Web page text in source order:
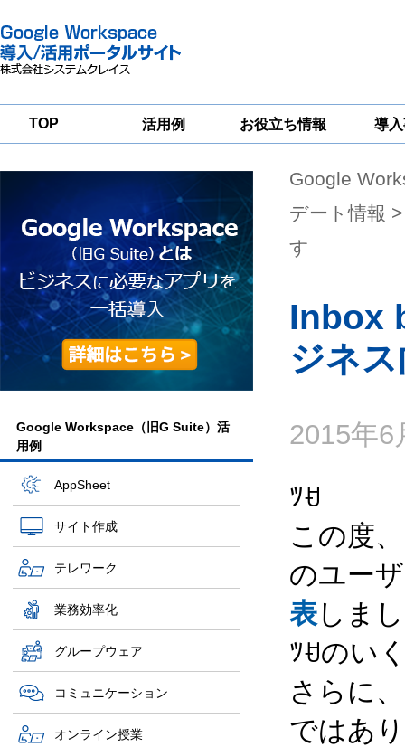
TOP 活用例 お役立ち情報
一
導
グループウェア
移行支援
Google
Workspace
セキュリティ
対策サービス
Google Workspace（旧G Suite）活
用例
AppSheet
サイト作成
テレワーク
業務効率化
グループウェア
コミュニケーション
オンライン授業
Google
デート情報
す
Inbox
ジネ
2015年6
ﾂꀀ
この度
のユー
表しま
ﾂꀀのい
さらに
ではあ